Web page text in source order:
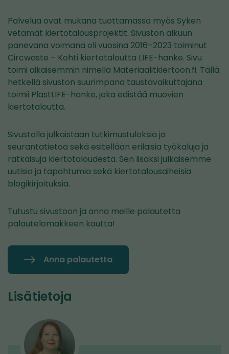
Palvelua ovat mukana tuottamassa myös Syken
vetämät kiertotalousprojektit. Sivuston alkuun
panevana voimana oli vuosina 2016–2023 toiminut
Circwaste – Kohti kiertotaloutta LIFE-hanke. Sivu
toimi aikaisemmin nimellä Materiaalitkiertoon.fi. Tällä
hetkellä sivuston suurimpana taustavaikuttajana
toimii PlastLIFE-hanke, joka edistää muovien
kiertotaloutta.
Sivustolla julkaistaan tutkimustuloksia ja
seurantatietoa sekä esitellään erilaisia työkaluja ja
ratkaisuja kiertotaloudesta. Sen lisäksi julkaisemme
uutisia ja tapahtumia sekä kiertotalousaiheisia
blogikirjoituksia.
Tutustu sivustoon ja anna meille palautetta
palautelomakkeen kautta!
Anna palautetta
Lisätietoja